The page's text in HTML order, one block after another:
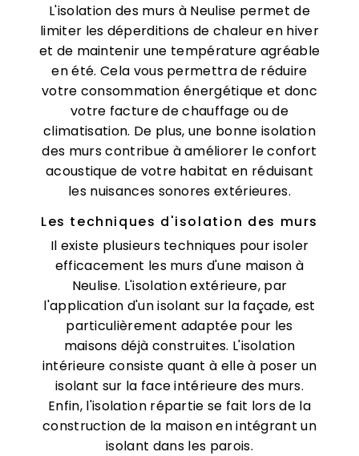
L'isolation des murs à Neulise permet de
limiter les déperditions de chaleur en hiver
et de maintenir une température agréable
en été. Cela vous permettra de réduire
votre consommation énergétique et donc
votre facture de chauffage ou de
climatisation. De plus, une bonne isolation
des murs contribue à améliorer le confort
acoustique de votre habitat en réduisant
les nuisances sonores extérieures.
Les techniques d'isolation des murs
Il existe plusieurs techniques pour isoler
efficacement les murs d'une maison à
Neulise. L'isolation extérieure, par
l'application d'un isolant sur la façade, est
particulièrement adaptée pour les
maisons déjà construites. L'isolation
intérieure consiste quant à elle à poser un
isolant sur la face intérieure des murs.
Enfin, l'isolation répartie se fait lors de la
construction de la maison en intégrant un
isolant dans les parois.